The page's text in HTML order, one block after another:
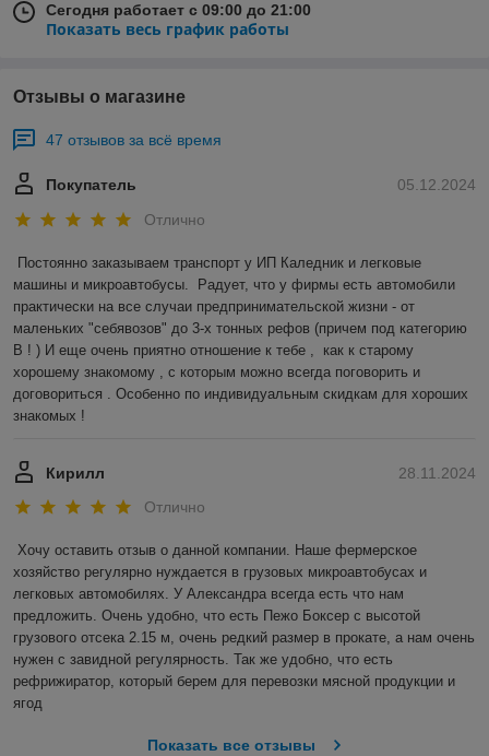
Сегодня работает с 09:00 до 21:00
Показать весь график работы
Отзывы о магазине
47 отзывов за всё время
05.12.2024
Покупатель
Отлично
Постоянно заказываем транспорт у ИП Каледник и легковые
машины и микроавтобусы.  Радует, что у фирмы есть автомобили
практически на все случаи предпринимательской жизни - от
маленьких "себявозов" до 3-х тонных рефов (причем под категорию
В ! ) И еще очень приятно отношение к тебе ,  как к старому
хорошему знакомому , с которым можно всегда поговорить и
договориться . Особенно по индивидуальным скидкам для хороших
знакомых !
28.11.2024
Кирилл
Отлично
Хочу оставить отзыв о данной компании. Наше фермерское
хозяйство регулярно нуждается в грузовых микроавтобусах и
легковых автомобилях. У Александра всегда есть что нам
предложить. Очень удобно, что есть Пежо Боксер с высотой
грузового отсека 2.15 м, очень редкий размер в прокате, а нам очень
нужен с завидной регулярность. Так же удобно, что есть
рефрижиратор, который берем для перевозки мясной продукции и
ягод
Показать все отзывы